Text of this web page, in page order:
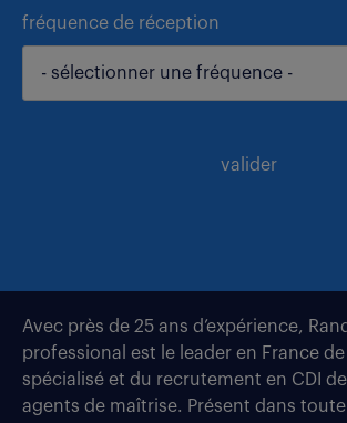
fréquence de réception
- sélectionner une fréquence -
valider
Avec près de 25 ans d’expérience,
professional est le leader en France de
spécialisé et du recrutement en CDI
agents de maîtrise. Présent dans toute